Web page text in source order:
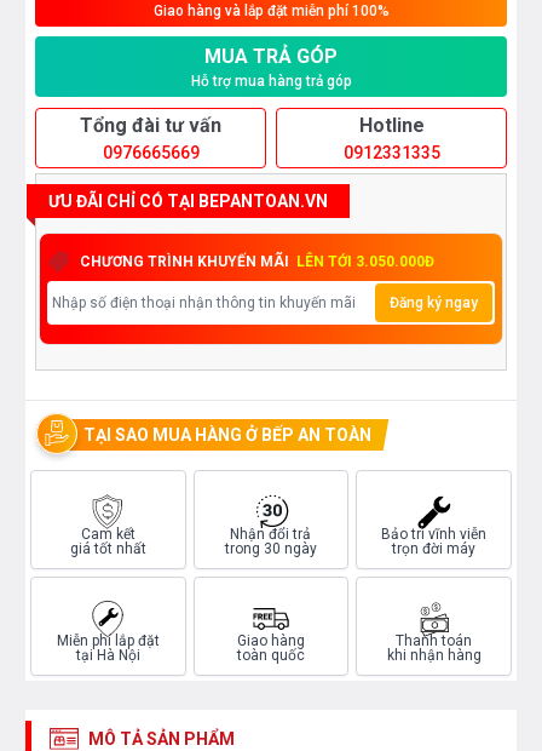
Giao hàng và lắp đặt miễn phí 100%
MUA TRẢ GÓP
Hỗ trợ mua hàng trả góp
Tổng đài tư vấn
0976665669
Hotline
0912331335
ƯU ĐÃI CHỈ CÓ TẠI BEPANTOAN.VN
CHƯƠNG TRÌNH KHUYẾN MÃI LÊN TỚI 3.050.000Đ
Đăng ký ngay
TẠI SAO MUA HÀNG Ở BẾP AN TOÀN
Cam kết
giá tốt nhất
Nhận đổi trả
trong 30 ngày
Bảo trì vĩnh viễn
trọn đời máy
Miễn phí lắp đặt
tại Hà Nội
Giao hàng
toàn quốc
Thanh toán
khi nhận hàng
MÔ TẢ SẢN PHẨM